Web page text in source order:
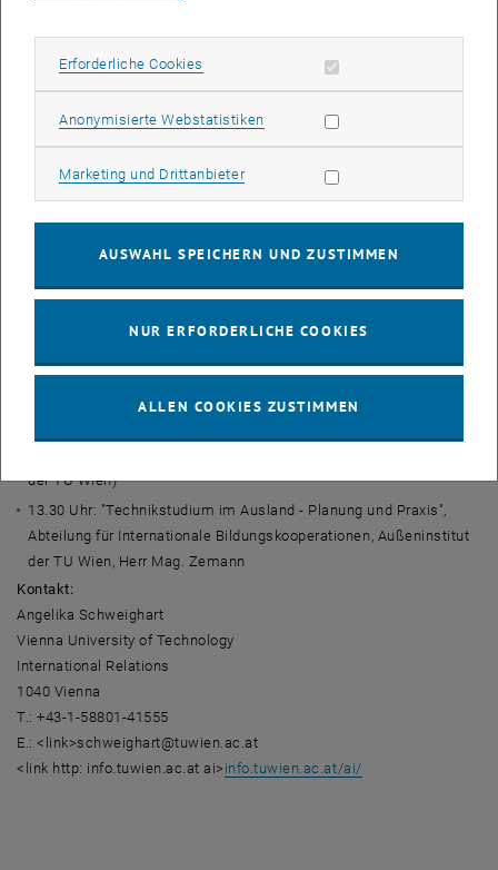
Frankreich: Université de Téchnologie de Troyes
BEST
IAESTE
Vorträge (im Studierraum neben der Mensa):
10.30 Uhr: "Studieren in den USA", Fulbright Commission, Frau
Mag. Enzi
12.00 Uhr: "Studieren an der Ecole Centrale Paris", Frau Gonady
(ECP), Herr Brown (ECP)
der TU Wien)
13.30 Uhr: "Technikstudium im Ausland - Planung und Praxis",
Abteilung für Internationale Bildungskooperationen, Außeninstitut
der TU Wien, Herr Mag. Zemann
Kontakt:
Angelika Schweighart
Vienna University of Technology
International Relations
1040 Vienna
T.: +43-1-58801-41555
E.: <link>schweighart@tuwien.ac.at
<link http: info.tuwien.ac.at ai> info.tuwien.ac.at/ai/
Erforderliche Cookies Erforderliche Cookies zulassen
Anonymisierte WebstatistikenStatistik Cookies zulassen
Marketing und DrittanbieterMarketing Cookies zulassen
AUSWAHL SPEICHERN UND ZUSTIMMEN
NUR ERFORDERLICHE COOKIES
ALLEN COOKIES ZUSTIMMEN